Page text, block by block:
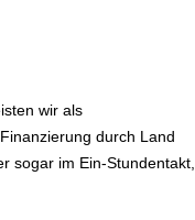
wir als
durch Land
sogar im Ein-Stundentakt,